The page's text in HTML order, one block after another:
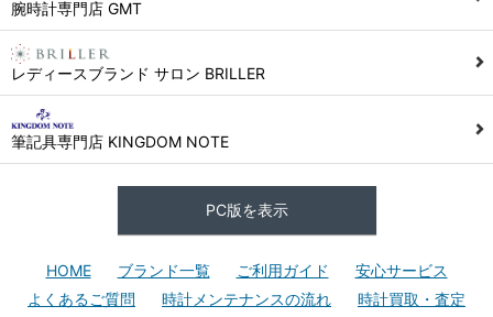
腕時計専門店 GMT
レディースブランド サロン BRILLER
筆記具専門店 KINGDOM NOTE
PC版を表示
HOME ブランド一覧 ご利用ガイド
安心サービス
よくあるご質問
時計メンテナンスの流れ 時計買取・査定